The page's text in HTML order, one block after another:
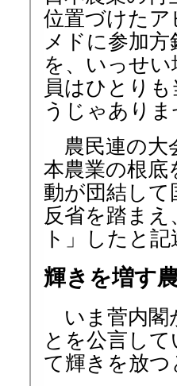
位置づけた
メドに参加
を、いっせ
員はひとり
うじゃあり
農民連の大
本農業の根底
動が団結し
反省を踏ま
ト」したと
輝きを増す
いま菅内閣
とを公言し
て輝きを放